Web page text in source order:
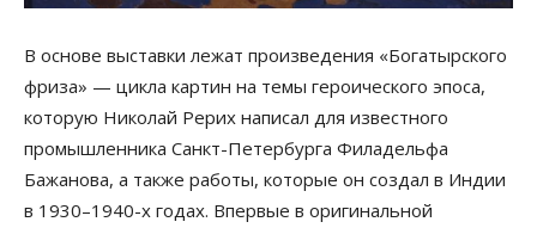
В основе выставки лежат произведения «Богатырского
фриза» — цикла картин на темы героического эпоса,
которую Николай Рерих написал для известного
промышленника Санкт-Петербурга Филадельфа
Бажанова, а также работы, которые он создал в Индии
в 1930–1940-х годах. Впервые в оригинальной